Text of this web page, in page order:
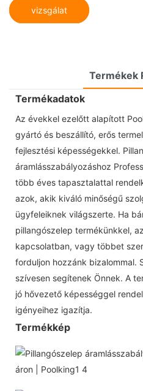
vizsgálat
Termékek
Termékadatok
Az évekkel ezelőtt alapított
gyártó és beszállító, erős
fejlesztési képességekkel.
áramlásszabályozáshoz
több éves tapasztalattal
azok, akik kiváló minőségű
ügyfeleiknek világszerte. Ha
pillangószelep termékünkkel,
kapcsolatban, vagy többet
forduljon hozzánk bizalommal.
szívesen segítenek Önnek. A
jó hővezető képességgel
igényeihez igazítja.
Termékkép